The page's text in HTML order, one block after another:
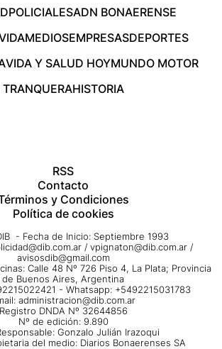
POLICIALESADN BONAERENSE
MEDIOSEMPRESASDEPORTES
VIDA Y SALUD HOYMUNDO MOTOR
TRANQUERAHISTORIA
RSS
Contacto
y Condiciones
Política de cookies
- Fecha de Inicio: Septiembre 1993
/ vpignaton@dib.com.ar /
avisosdib@gmail.com
Calle 48 Nº 726 Piso 4, La Plata; Provincia
de Buenos Aires, Argentina
- Whatsapp: +5492215031783
administracion@dib.com.ar
Registro DNDA Nº 32644856
Nº de edición: 9.890
Gonzalo Julián Irazoqui
del medio: Diarios Bonaerenses SA